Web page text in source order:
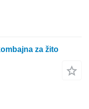
za žito